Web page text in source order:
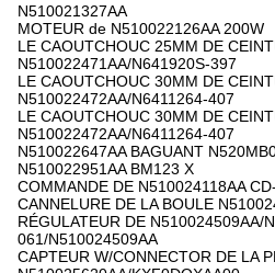
N510021327AA
MOTEUR de N510022126AA 200W
LE CAOUTCHOUC 25MM DE
N510022471AA/N641920S-397
LE CAOUTCHOUC 30MM DE
N510022472AA/N6411264-407
LE CAOUTCHOUC 30MM DE
N510022472AA/N6411264-407
N510022647AA BAGUANT
N510022951AA BM123 X
COMMANDE DE N510024118AA
CANNELURE DE LA BOULE
RÉGULATEUR DE N510024509AA/
061/N510024509AA
CAPTEUR W/CONNECTOR DE LA